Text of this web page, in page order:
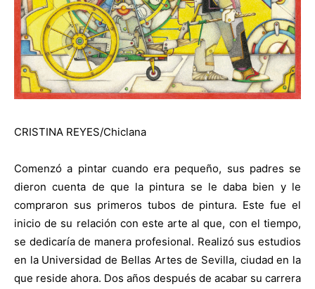
CRISTINA REYES/Chiclana
Comenzó a pintar cuando era pequeño, sus padres se
dieron cuenta de que la pintura se le daba bien y le
compraron sus primeros tubos de pintura. Este fue el
inicio de su relación con este arte al que, con el tiempo,
se dedicaría de manera profesional. Realizó sus estudios
en la Universidad de Bellas Artes de Sevilla, ciudad en la
que reside ahora. Dos años después de acabar su carrera